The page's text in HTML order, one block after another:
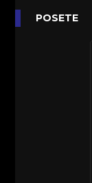
Anatane:
Avanture
Action
Action
POSETE